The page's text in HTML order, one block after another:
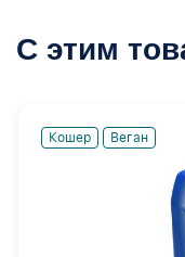
С этим
Кошер Веган